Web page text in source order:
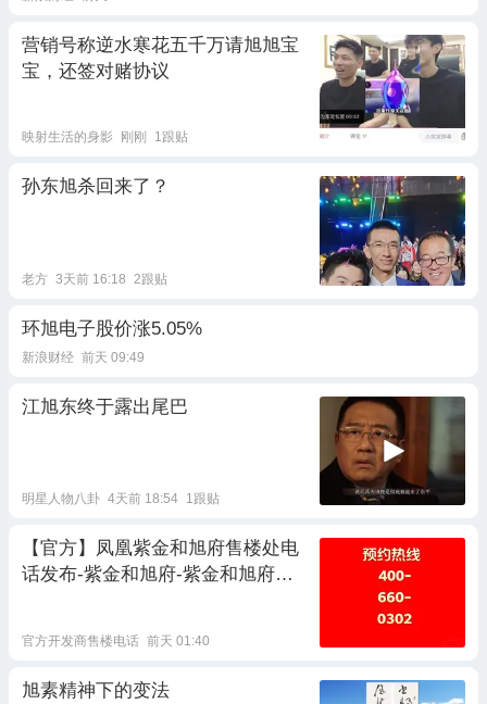
营销号称逆水寒花五千万请旭旭宝
宝，还签对赌协议
映射生活的身影 刚刚 1跟贴
孙东旭杀回来了？
老方 3天前 16:18 2跟贴
环旭电子股价涨5.05%
新浪财经 前天 09:49
江旭东终于露出尾巴
明星人物八卦 4天前 18:54 1跟贴
【官方】凤凰紫金和旭府售楼处电
话发布-紫金和旭府-紫金和旭府官
和旭府
官方开发商售楼电话 前天 01:40
旭素精神下的变法